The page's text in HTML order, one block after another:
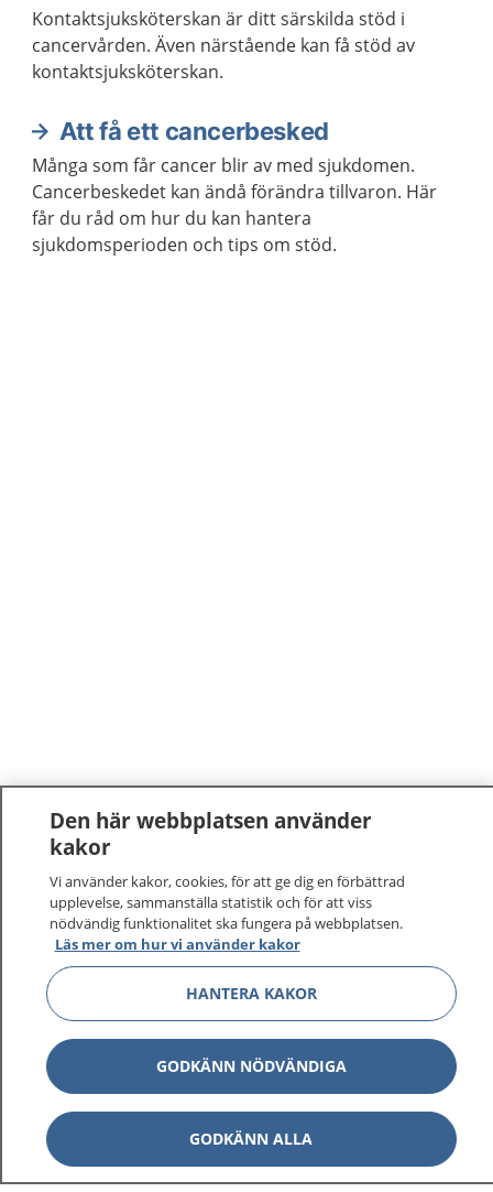
Kontaktsjuksköterskan är ditt särskilda stöd i
cancervården. Även närstående kan få stöd av
kontaktsjuksköterskan.
Att få ett cancerbesked
Många som får cancer blir av med sjukdomen.
Cancerbeskedet kan ändå förändra tillvaron. Här
får du råd om hur du kan hantera
sjukdomsperioden och tips om stöd.
1177–tryggt om din hälsa och vård
På 1177.se får du råd om hälsa och information om
sjukdomar och vilka mottagningar du kan kontakta.
Logga in för att läsa din journal och göra dina
vårdärenden. Ring telefonnummer 1177 för
sjukvårdsrådgivning dygnet runt.
1177 ger dig råd när du vill må bättre.
Den här webbplatsen använder
kakor
Vi använder kakor, cookies, för att ge dig en förbättrad
upplevelse, sammanställa statistik och för att viss
nödvändig funktionalitet ska fungera på webbplatsen.
Läs mer om hur vi använder kakor
HANTERA KAKOR
GODKÄNN NÖDVÄNDIGA
GODKÄNN ALLA